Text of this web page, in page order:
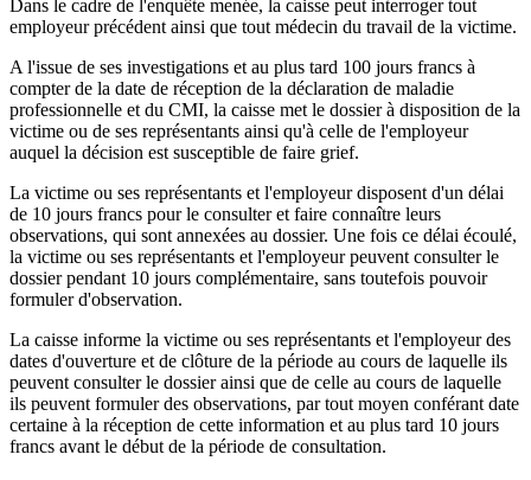
Dans le cadre de l'enquête menée, la caisse peut interroger tout
employeur précédent ainsi que tout médecin du travail de la victime.
A l'issue de ses investigations et au plus tard 100 jours francs à
compter de la date de réception de la déclaration de maladie
professionnelle et du CMI, la caisse met le dossier à disposition de la
victime ou de ses représentants ainsi qu'à celle de l'employeur
auquel la décision est susceptible de faire grief.
La victime ou ses représentants et l'employeur disposent d'un délai
de 10 jours francs pour le consulter et faire connaître leurs
observations, qui sont annexées au dossier. Une fois ce délai écoulé,
la victime ou ses représentants et l'employeur peuvent consulter le
dossier pendant 10 jours complémentaire, sans toutefois pouvoir
formuler d'observation.
La caisse informe la victime ou ses représentants et l'employeur des
dates d'ouverture et de clôture de la période au cours de laquelle ils
peuvent consulter le dossier ainsi que de celle au cours de laquelle
ils peuvent formuler des observations, par tout moyen conférant date
certaine à la réception de cette information et au plus tard 10 jours
francs avant le début de la période de consultation.